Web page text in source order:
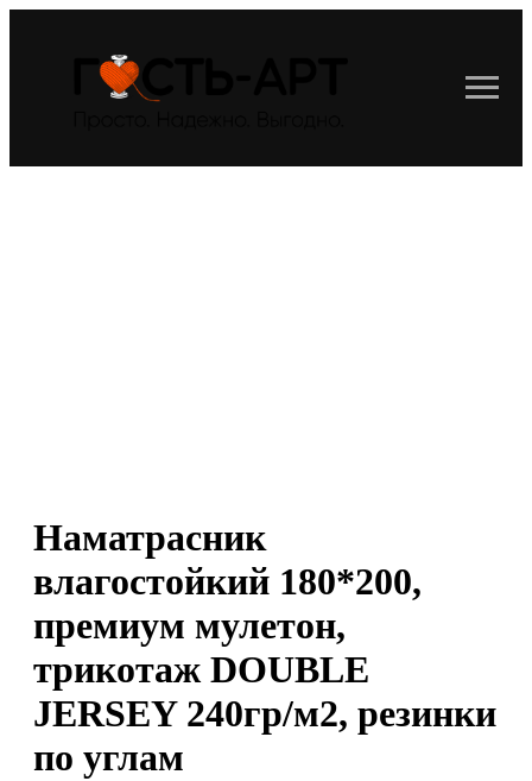
Наматрасник
влагостойкий 180*200,
премиум мулетон,
трикотаж DOUBLE
JERSEY 240гр/м2, резинки
по углам